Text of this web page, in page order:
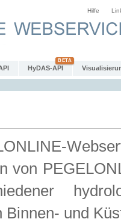
Hilfe
HyDAS-API
von
Binnen- und